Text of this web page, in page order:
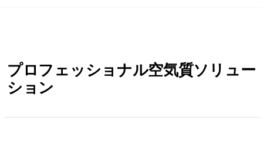
プロフェッショナル空気質ソリュー
ション